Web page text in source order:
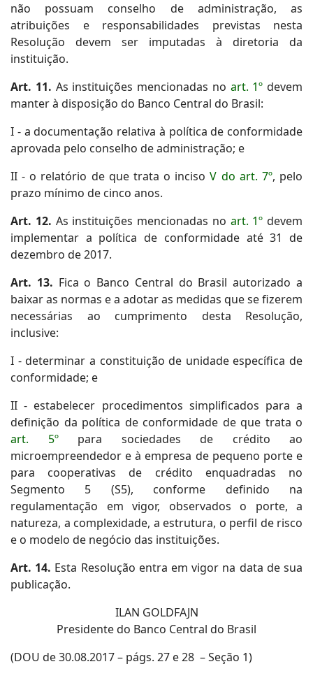
não possuam conselho de administração, as
atribuições e responsabilidades previstas nesta
Resolução devem ser imputadas à diretoria da
instituição.
Art. 11. As instituições mencionadas no art. 1º devem
manter à disposição do Banco Central do Brasil:
I - a documentação relativa à política de conformidade
aprovada pelo conselho de administração; e
II - o relatório de que trata o incisoV do art. 7º, pelo
prazo mínimo de cinco anos.
Art. 12. As instituições mencionadas no art. 1º devem
implementar a política de conformidade até 31 de
dezembro de 2017.
Art. 13. Fica o Banco Central do Brasil autorizado a
baixar as normas e a adotar as medidas que se fizerem
necessárias ao cumprimento desta Resolução,
inclusive:
I - determinar a constituição de unidade específica de
conformidade; e
II - estabelecer procedimentos simplificados para a
definição da política de conformidade de que trata o
art. 5ºpara sociedades de crédito ao
microempreendedor e à empresa de pequeno porte e
para cooperativas de crédito enquadradas no
Segmento 5 (S5), conforme definido na
regulamentação em vigor, observados o porte, a
natureza, a complexidade, a estrutura, o perfil de risco
e o modelo de negócio das instituições.
Art. 14. Esta Resolução entra em vigor na data de sua
publicação.
ILAN GOLDFAJN
Presidente do Banco Central do Brasil
(DOU de 30.08.2017 – págs. 27 e 28 – Seção 1)